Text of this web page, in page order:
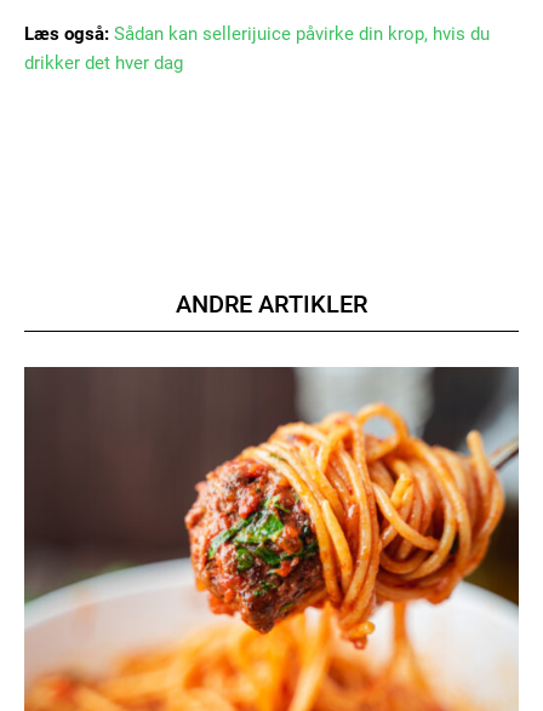
Etiam est nibh, lobortis sit
Praesent euismod ac
Orci varius natoque dolor
YEARLY PRICING MONTHLY PRICING
Læs også: Sådan kan sellerijuice påvirke din krop, hvis du
drikker det hver dag
ANDRE ARTIKLER